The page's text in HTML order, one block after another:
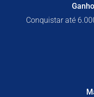
Conquistar até